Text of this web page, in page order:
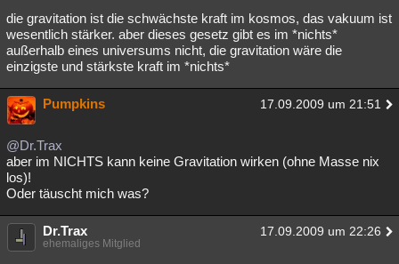
die gravitation ist die schwächste kraft im kosmos, das vakuum ist
wesentlich stärker. aber dieses gesetz gibt es im *nichts*
außerhalb eines universums nicht, die gravitation wäre die
einzigste und stärkste kraft im *nichts*
Pumpkins 17.09.2009 um 21:51
@Dr.Trax
aber im NICHTS kann keine Gravitation wirken (ohne Masse nix
los)!
Oder täuscht mich was?
Dr.Trax 17.09.2009 um 22:26
ehemaliges Mitglied